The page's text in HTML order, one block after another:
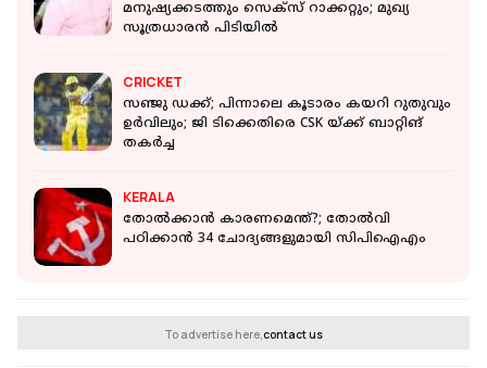
മനുഷ്യക്കടത്തും സെക്‌സ് റാക്കറ്റും; മുഖ്യ
സൂത്രധാരന്‍ പിടിയില്‍
CRICKET
സഞ്ജു ഡക്ക്; പിന്നാലെ കൂടാരം കയറി റുതുവും
ഉർവിലും; ജി ടിക്കെതിരെ CSK യ്ക്ക് ബാറ്റിങ്
തകർച്ച
KERALA
തോൽക്കാൻ കാരണമെന്ത്?; തോല്‍വി
പഠിക്കാന്‍ 34 ചോദ്യങ്ങളുമായി സിപിഐഎം
To advertise here,contact us